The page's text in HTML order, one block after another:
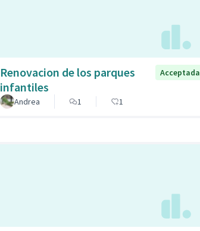
Renovacion de los parques
infantiles
Acceptada
Andrea 1 1